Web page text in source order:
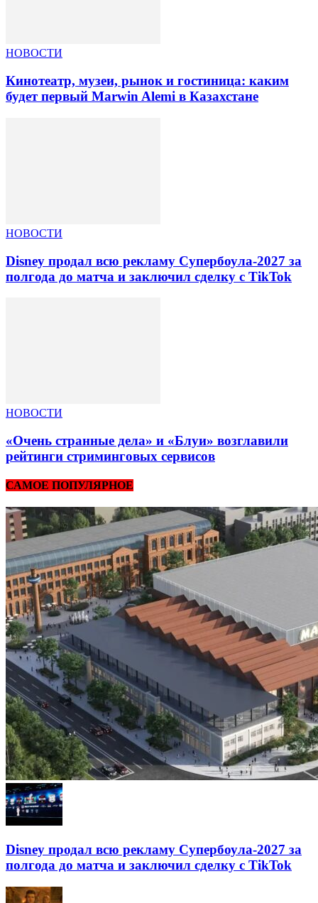
НОВОСТИ
Кинотеатр, музеи, рынок и гостиница: каким
будет первый Marwin Alemi в Казахстане
НОВОСТИ
Disney продал всю рекламу Супербоула-2027 за
полгода до матча и заключил сделку с TikTok
НОВОСТИ
«Очень странные дела» и «Блуи» возглавили
рейтинги стриминговых сервисов
САМОЕ ПОПУЛЯРНОЕ
Disney продал всю рекламу Супербоула-2027 за
полгода до матча и заключил сделку с TikTok